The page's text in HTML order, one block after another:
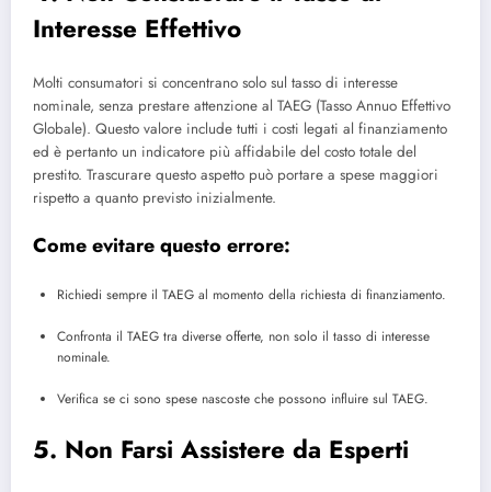
Interesse Effettivo
Molti consumatori si concentrano solo sul tasso di interesse
nominale, senza prestare attenzione al TAEG (Tasso Annuo Effettivo
Globale). Questo valore include tutti i costi legati al finanziamento
ed è pertanto un indicatore più affidabile del costo totale del
prestito. Trascurare questo aspetto può portare a spese maggiori
rispetto a quanto previsto inizialmente.
Come evitare questo errore:
Richiedi sempre il TAEG al momento della richiesta di finanziamento.
Confronta il TAEG tra diverse offerte, non solo il tasso di interesse
nominale.
Verifica se ci sono spese nascoste che possono influire sul TAEG.
5. Non Farsi Assistere da Esperti